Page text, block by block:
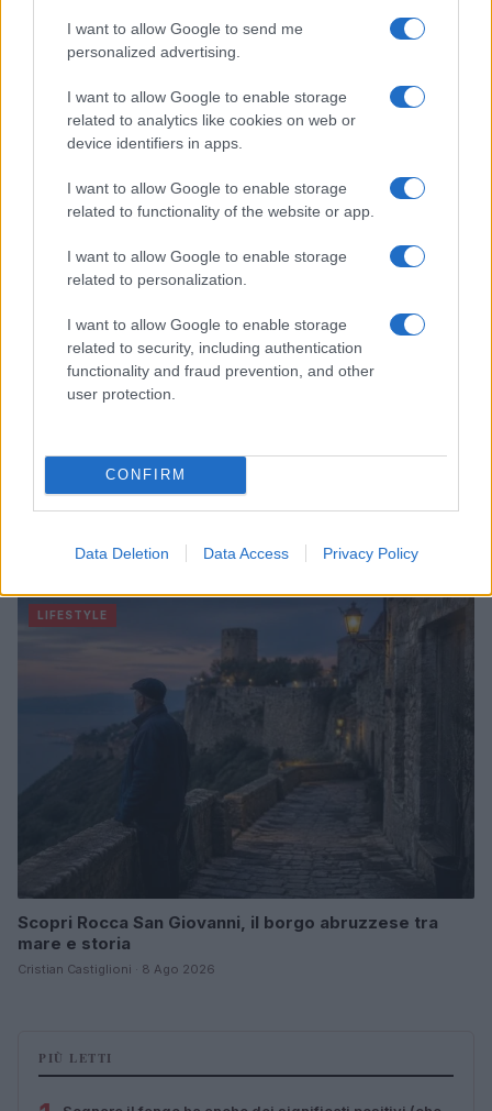
I want to allow Google to send me
personalized advertising.
I want to allow Google to enable storage
related to analytics like cookies on web or
device identifiers in apps.
I want to allow Google to enable storage
related to functionality of the website or app.
I want to allow Google to enable storage
related to personalization.
I want to allow Google to enable storage
related to security, including authentication
functionality and fraud prevention, and other
user protection.
CONFIRM
Data Deletion Data Access Privacy Policy
Sri Lanka: itinerari tra spiritualità, architettura e
spiagge paradisiache
LIFESTYLE
rivoluzionando la moda
Cristian Castiglioni · 8 Ago 2026
LIFESTYLE
Scopri Rocca San Giovanni, il borgo abruzzese tra
mare e storia
Cristian Castiglioni · 8 Ago 2026
PIÙ LETTI